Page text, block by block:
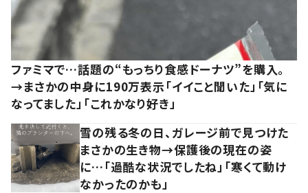
ファミマで…話題の“もっちり食感ドーナツ”を購入。
→まさかの中身に190万表示「イイこと聞いた」「気に
なってました」「これかなり好き」
雪の残る冬の日、ガレージ前で見つけた
まさかの生き物→保護後の現在の姿
に…「過酷な状況でしたね」「寒くて動け
なかったのかも」